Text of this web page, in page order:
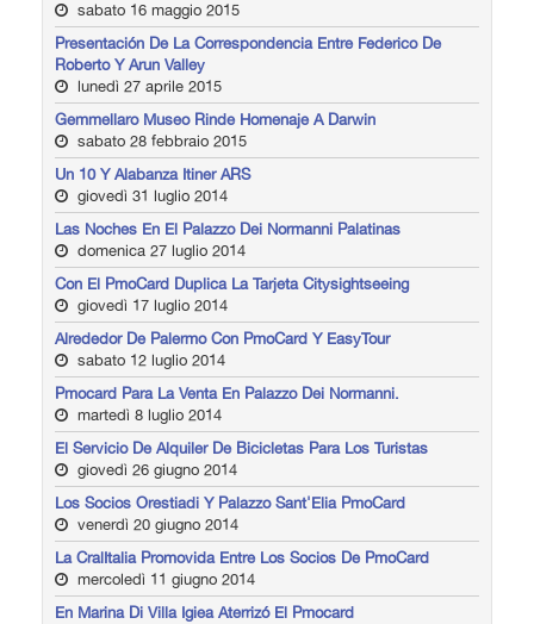
sabato 16 maggio 2015
Presentación De La Correspondencia Entre Federico De
Roberto Y Arun Valley
lunedì 27 aprile 2015
Gemmellaro Museo Rinde Homenaje A Darwin
sabato 28 febbraio 2015
Un 10 Y Alabanza Itiner ARS
giovedì 31 luglio 2014
Las Noches En El Palazzo Dei Normanni Palatinas
domenica 27 luglio 2014
Con El PmoCard Duplica La Tarjeta Citysightseeing
giovedì 17 luglio 2014
Alrededor De Palermo Con PmoCard Y EasyTour
sabato 12 luglio 2014
Pmocard Para La Venta En Palazzo Dei Normanni.
martedì 8 luglio 2014
El Servicio De Alquiler De Bicicletas Para Los Turistas
giovedì 26 giugno 2014
Los Socios Orestiadi Y Palazzo Sant'Elia PmoCard
venerdì 20 giugno 2014
La CralItalia Promovida Entre Los Socios De PmoCard
mercoledì 11 giugno 2014
En Marina Di Villa Igiea Aterrizó El Pmocard